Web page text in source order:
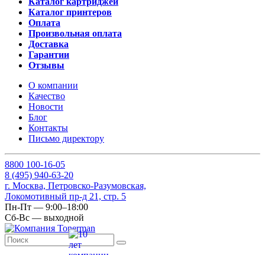
Каталог принтеров
Оплата
Произвольная оплата
Доставка
Гарантии
Отзывы
О компании
Качество
Новости
Блог
Контакты
Письмо директору
8800 100-16-05
8 (495) 940-63-20
г. Москва, Петровско-Разумовская,
Локомотивный пр-д 21, стр. 5
Пн-Пт — 9:00–18:00
Сб-Вс — выходной